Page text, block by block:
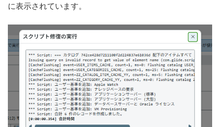
に表示されています。